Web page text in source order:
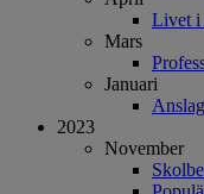
Livet i
Mars
Januari
2023
November